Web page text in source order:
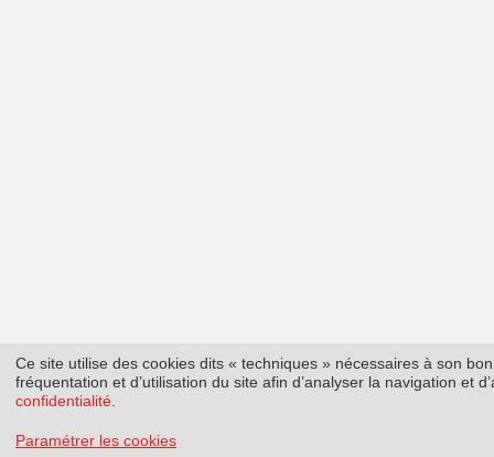
Ce site utilise des cookies dits « techniques » nécessaires à son
fréquentation et d’utilisation du site afin d’analyser la navigation et
confidentialité
Paramétrer les cookies